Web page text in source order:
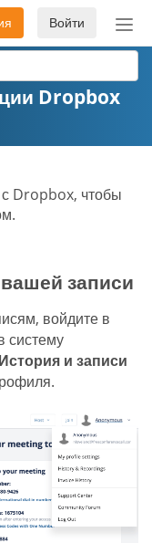
Войти
Dropbox
с Dropbox, чтобы
записи
войдите в
систему
История и записи